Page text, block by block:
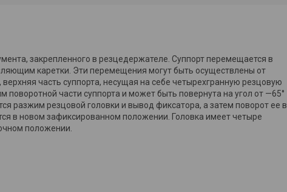
закрепленного в резцедержателе. Суппорт перемещается в
каретки. Эти перемещения могут быть осуществлены от
часть суппорта, несущая на себе четырехгранную резцовую
части суппорта и может быть повернута на угол от —65°
разжим резцовой головки и вывод фиксатора, а затем поворот ее в
в новом зафиксированном положении. Головка имеет четыре
положении.